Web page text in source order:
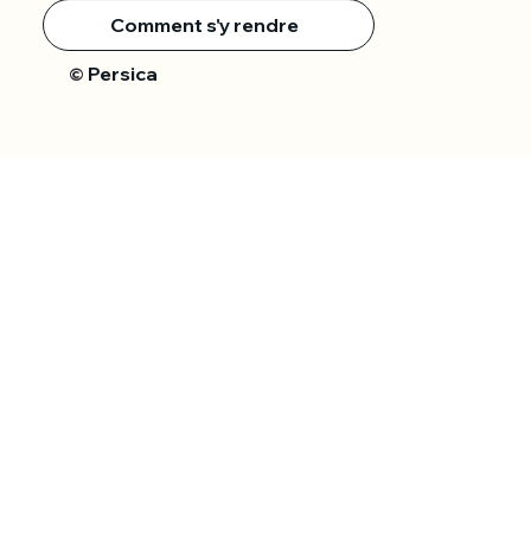
Comment s'y rendre
© Persica